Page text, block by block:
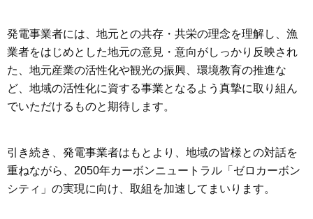
発電事業者には、地元との共存・共栄の理念を理解し、漁
業者をはじめとした地元の意見・意向がしっかり反映され
た、地元産業の活性化や観光の振興、環境教育の推進な
ど、地域の活性化に資する事業となるよう真摯に取り組ん
でいただけるものと期待します。
引き続き、発電事業者はもとより、地域の皆様との対話を
重ねながら、2050年カーボンニュートラル「ゼロカーボン
シティ」の実現に向け、取組を加速してまいります。